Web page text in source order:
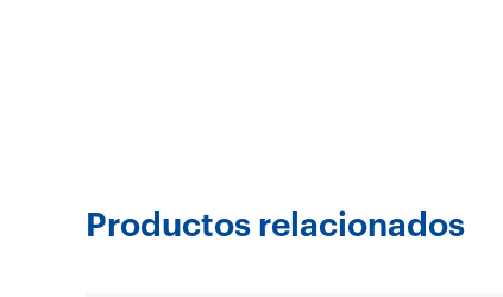
Productos relacionados